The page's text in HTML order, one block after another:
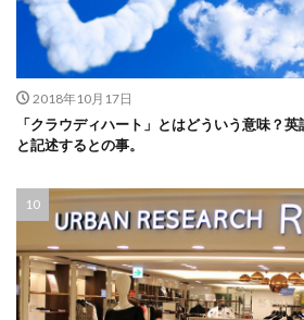
2018年10月17日
「クラウディハート」とはどういう意味？英
と記述するとの事。